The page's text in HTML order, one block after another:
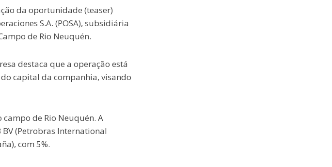
da oportunidade (teaser)
S.A. (POSA), subsidiária
de Rio Neuquén.
destaca que a operação está
capital da companhia, visando
de Rio Neuquén. A
(Petrobras International
com 5%.